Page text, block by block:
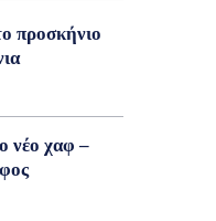
προσκήνιο
νέο χαφ –